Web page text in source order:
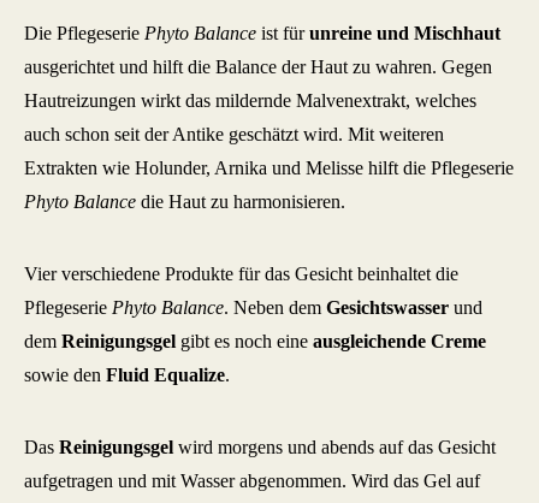
Die Pflegeserie Phyto Balance ist fürunreine und Mischhaut
ausgerichtet und hilft die Balance der Haut zu wahren. Gegen
Hautreizungen wirkt das mildernde Malvenextrakt, welches
auch schon seit der Antike geschätzt wird. Mit weiteren
Extrakten wie Holunder, Arnika und Melisse hilft die Pflegeserie
Phyto Balance die Haut zu harmonisieren.
Vier verschiedene Produkte für das Gesicht beinhaltet die
Pflegeserie Phyto Balance. Neben dem Gesichtswasser und
dem Reinigungsgel gibt es noch eine ausgleichende Creme
sowie den Fluid Equalize.
Das Reinigungsgel wird morgens und abends auf das Gesicht
aufgetragen und mit Wasser abgenommen. Wird das Gel auf